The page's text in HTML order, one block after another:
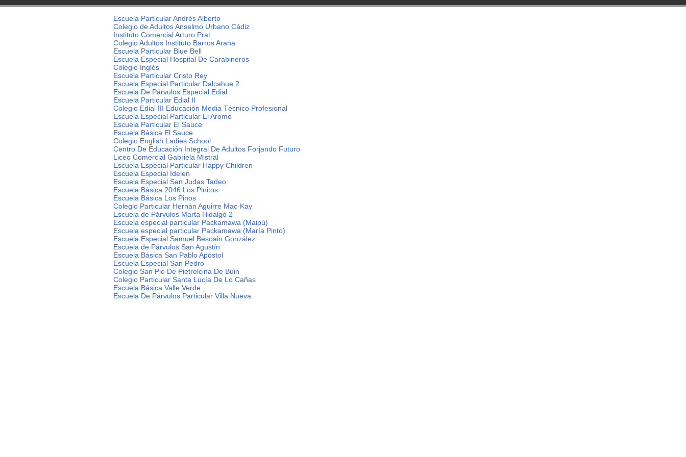
Escuela Particular Andrés Alberto
Colegio de Adultos Anselmo Urbano Cádiz
Instituto Comercial Arturo Prat
Colegio Adultos Instituto Barros Arana
Escuela Particular Blue Bell
Escuela Especial Hospital De Carabineros
Colegio Inglés
Escuela Particular Cristo Rey
Escuela Especial Particular Dalcahue 2
Escuela De Párvulos Especial Edial
Escuela Particular Edial II
Colegio Edial III Educación Media Técnico Profesional
Escuela Especial Particular El Aromo
Escuela Particular El Sauce
Escuela Básica El Sauce
Colegio English Ladies School
Centro De Educación Integral De Adultos Forjando Futuro
Liceo Comercial Gabriela Mistral
Escuela Especial Particular Happy Children
Escuela Especial Idelen
Escuela Especial San Judas Tadeo
Escuela Básica 2046 Los Pinitos
Escuela Básica Los Pinos
Colegio Particular Hernán Aguirre Mac-Kay
Escuela de Párvulos Marta Hidalgo 2
Escuela especial particular Packamawa (Maipú)
Escuela especial particular Packamawa (María Pinto)
Escuela Especial Samuel Besoain González
Escuela de Párvulos San Agustín
Escuela Básica San Pablo Apóstol
Escuela Especial San Pedro
Colegio San Pio De Pietrelcina De Buin
Colegio Particular Santa Lucía De Lo Cañas
Escuela Básica Valle Verde
Escuela De Párvulos Particular Villa Nueva